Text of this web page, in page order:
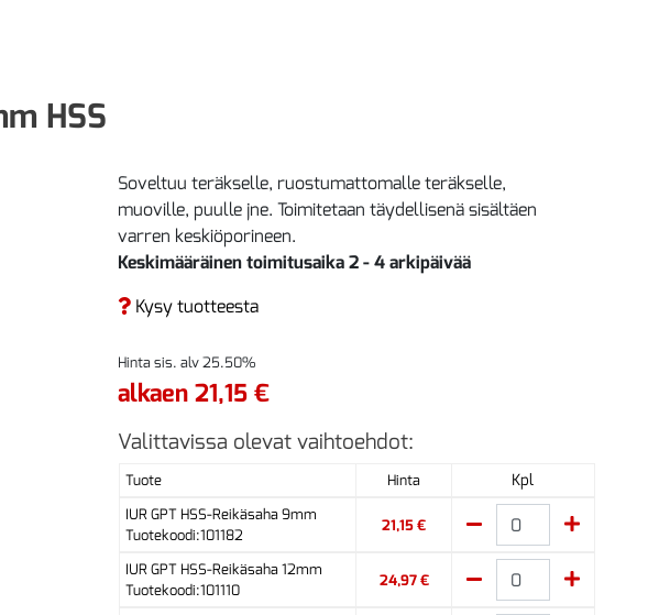
HSS
Soveltuu teräkselle, ruostumattomalle teräkselle,
muoville, puulle jne. Toimitetaan täydellisenä sisältäen
varren keskiöporineen.
Keskimääräinen toimitusaika 2 - 4 arkipäivää
Kysy tuotteesta
Hinta sis. alv 25.50%
alkaen 21,15 €
Valittavissa olevat vaihtoehdot:
Tuote Hinta Kpl
IUR GPT HSS-Reikäsaha 9mm
Tuotekoodi:101182
21,15 €
IUR GPT HSS-Reikäsaha 12mm
Tuotekoodi:101110
24,97 €